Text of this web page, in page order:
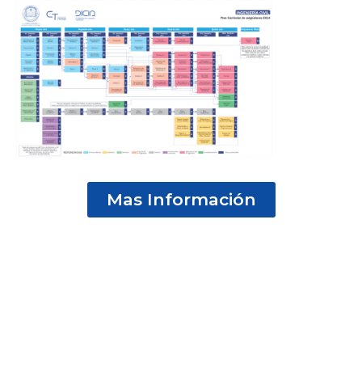
Mas Información